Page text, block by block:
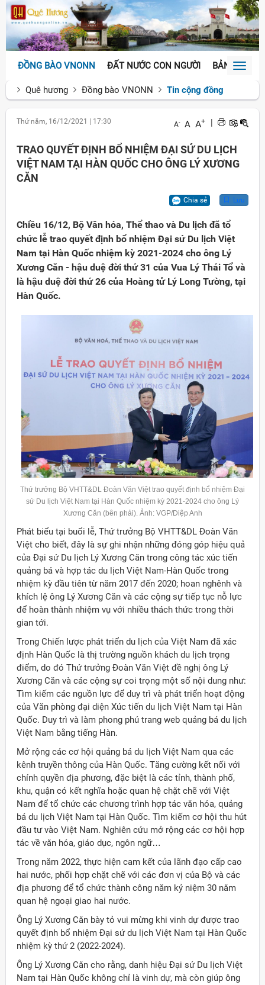
ĐỒNG BÀO VNONN ĐẤT NƯỚC CON NGƯỜI BẢN SẮCToggle
Quê hương
Đồng bào VNONN Tin cộng đồng
Thứ năm, 16/12/2021 17:30 A- A A+
TRAO QUYẾT ĐỊNH BỔ NHIỆM ĐẠI SỨ DU LỊCH
VIỆT NAM TẠI HÀN QUỐC CHO ÔNG LÝ XƯƠNG
CĂN
Chia sẻ Lưu
Chiều 16/12, Bộ Văn hóa, Thể thao và Du lịch đã tổ
chức lễ trao quyết định bổ nhiệm Đại sứ Du lịch Việt
Nam tại Hàn Quốc nhiệm kỳ 2021-2024 cho ông Lý
Xương Căn - hậu duệ đời thứ 31 của Vua Lý Thái Tổ và
là hậu duệ đời thứ 26 của Hoàng tử Lý Long Tường, tại
Hàn Quốc.
Thứ trưởng Bộ VHTT&DL Đoàn Văn Việt trao quyết định bổ nhiệm Đại
sứ Du lịch Việt Nam tại Hàn Quốc nhiệm kỳ 2021-2024 cho ông Lý
Xương Căn (bên phải). Ảnh: VGP/Diệp Anh
Phát biểu tại buổi lễ, Thứ trưởng Bộ VHTT&DL Đoàn Văn
Việt cho biết, đây là sự ghi nhận những đóng góp hiệu quả
của Đại sứ Du lịch Lý Xương Căn trong công tác xúc tiến
quảng bá và hợp tác du lịch Việt Nam-Hàn Quốc trong
nhiệm kỳ đầu tiên từ năm 2017 đến 2020; hoan nghênh và
khích lệ ông Lý Xương Căn và các cộng sự tiếp tục nỗ lực
để hoàn thành nhiệm vụ với nhiều thách thức trong thời
gian tới.
Trong Chiến lược phát triển du lịch của Việt Nam đã xác
định Hàn Quốc là thị trường nguồn khách du lịch trọng
điểm, do đó Thứ trưởng Đoàn Văn Việt đề nghị ông Lý
Xương Căn và các cộng sự coi trọng một số nội dung như:
Tìm kiếm các nguồn lực để duy trì và phát triển hoạt động
của Văn phòng đại diện Xúc tiến du lịch Việt Nam tại Hàn
Quốc. Duy trì và làm phong phú trang web quảng bá du lịch
Việt Nam bằng tiếng Hàn.
Mở rộng các cơ hội quảng bá du lịch Việt Nam qua các
kênh truyền thông của Hàn Quốc. Tăng cường kết nối với
chính quyền địa phương, đặc biệt là các tỉnh, thành phố,
khu, quận có kết nghĩa hoặc quan hệ chặt chẽ với Việt
Nam để tổ chức các chương trình hợp tác văn hóa, quảng
bá du lịch Việt Nam tại Hàn Quốc. Tìm kiếm cơ hội thu hút
đầu tư vào Việt Nam. Nghiên cứu mở rộng các cơ hội hợp
tác về văn hóa, giáo dục, ngôn ngữ…
Trong năm 2022, thực hiện cam kết của lãnh đạo cấp cao
hai nước, phối hợp chặt chẽ với các đơn vị của Bộ và các
địa phương để tổ chức thành công năm kỷ niệm 30 năm
quan hệ ngoại giao hai nước.
Ông Lý Xương Căn bày tỏ vui mừng khi vinh dự được trao
quyết định bổ nhiệm Đại sứ du lịch Việt Nam tại Hàn Quốc
nhiệm kỳ thứ 2 (2022-2024).
Ông Lý Xương Căn cho rằng, danh hiệu Đại sứ Du lịch Việt
Nam tại Hàn Quốc không chỉ là vinh dự, mà còn giúp ông